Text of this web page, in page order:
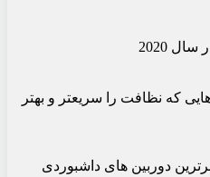
2020
که نظافت را سریعتر و بهتر
دوربین های داشبوردی